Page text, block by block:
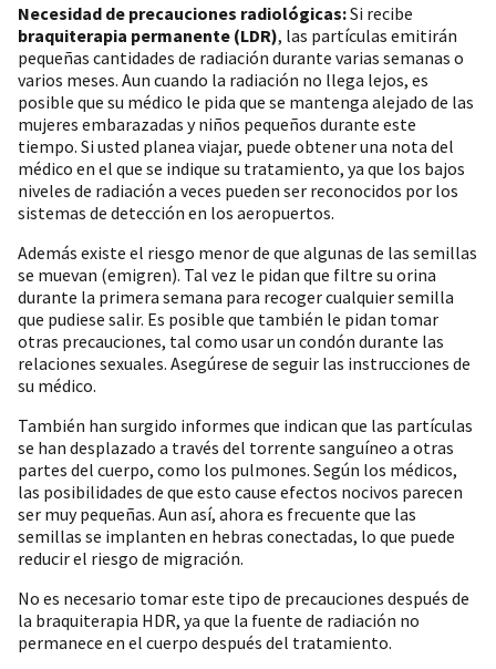
Necesidad de precauciones radiológicas:Si recibe
braquiterapia permanente (LDR), las partículas emitirán
pequeñas cantidades de radiación durante varias semanas o
varios meses. Aun cuando la radiación no llega lejos, es
posible que su médico le pida que se mantenga alejado de las
mujeres embarazadas y niños pequeños durante este
tiempo. Si usted planea viajar, puede obtener una nota del
médico en el que se indique su tratamiento, ya que los bajos
niveles de radiación a veces pueden ser reconocidos por los
sistemas de detección en los aeropuertos.
Además existe el riesgo menor de que algunas de las semillas
se muevan (emigren). Tal vez le pidan que filtre su orina
durante la primera semana para recoger cualquier semilla
que pudiese salir. Es posible que también le pidan tomar
otras precauciones, tal como usar un condón durante las
relaciones sexuales. Asegúrese de seguir las instrucciones de
su médico.
También han surgido informes que indican que las partículas
se han desplazado a través del torrente sanguíneo a otras
partes del cuerpo, como los pulmones. Según los médicos,
las posibilidades de que esto cause efectos nocivos parecen
ser muy pequeñas. Aun así, ahora es frecuente que las
semillas se implanten en hebras conectadas, lo que puede
reducir el riesgo de migración.
No es necesario tomar este tipo de precauciones después de
la braquiterapia HDR, ya que la fuente de radiación no
permanece en el cuerpo después del tratamiento.